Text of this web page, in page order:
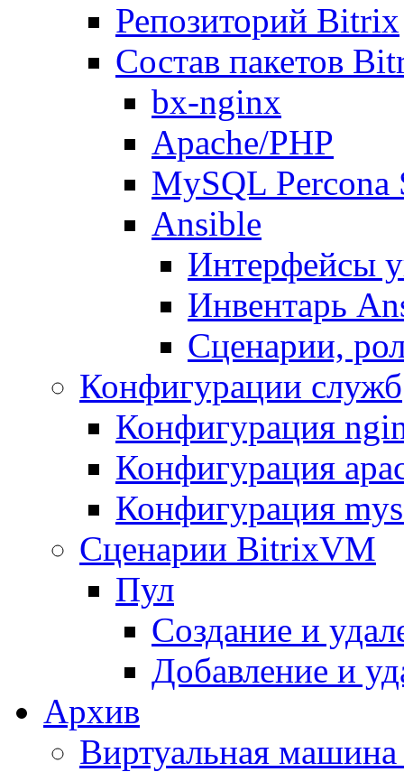
Репозиторий Bitrix
Состав пакетов
bx-nginx
Apache/PHP
MySQL Percona
Ansible
Интерфейсы
Инвентарь
Сценарии,
Конфигурации служб
Конфигурация
Конфигурация
Конфигурация
Сценарии BitrixVM
Пул
Создание и
Добавление и
Архив
Виртуальная